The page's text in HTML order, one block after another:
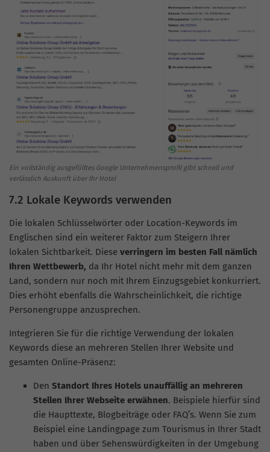
Ein vollständig ausgefülltes Google Unternehmensprofil gibt schnell und
verlässlich Auskunft über Ihr Hotel
7.2 Lokale Keywords verwenden
Die lokalen Schlüsselwörter oder Location-Keywords im
Englischen sind ein weiterer Faktor zum Steigern Ihrer
lokalen Sichtbarkeit. Diese verringern im besten Fall nämlich
Ihren Wettbewerb, da Ihr Hotel nicht mehr mit dem ganzen
Land, sondern nur noch mit Ihrem Einzugsgebiet konkurriert.
Dies erhöht ebenfalls die Wahrscheinlichkeit, die richtige
Personengruppe anzusprechen.
Integrieren Sie für die richtige Verwendung der lokalen
Keywords diese an mehreren Stellen Ihrer Website und
gesamten Online-Präsenz:
Den Standort Ihres Hotels unauffällig an mehreren
Stellen Ihrer Webseite erwähnen. Beispiele hierfür sind
die Haupttexte, Blogbeiträge oder FAQ’s. Wenn Sie zum
Beispiel eine Landingpage zum Tourismus in Ihrer Stadt
haben und über Sehenswürdigkeiten in der Umgebung